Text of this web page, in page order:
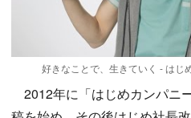
好きなことで、生きていく - はじ
2012年に「はじめカンパニ